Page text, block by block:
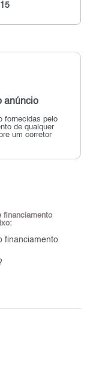
anúncio
fornecidas pelo
de qualquer
um corretor
financiamento
financiamento